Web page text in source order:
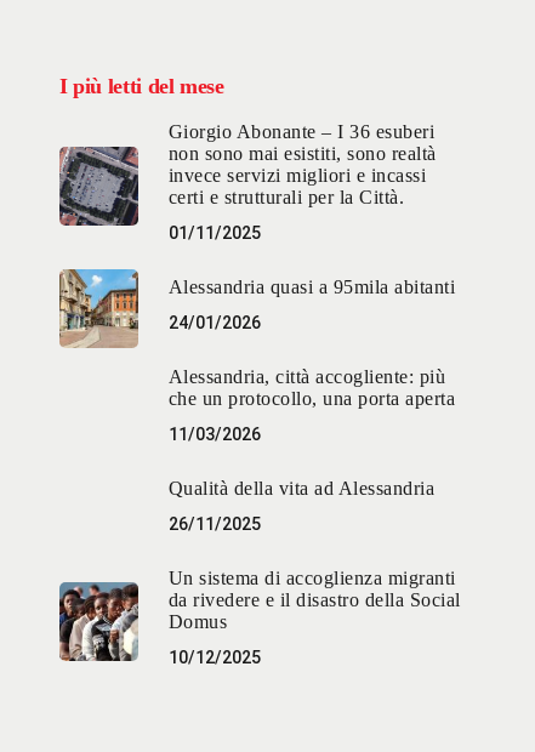
I più letti del mese
Giorgio Abonante – I 36 esuberi
non sono mai esistiti, sono realtà
invece servizi migliori e incassi
certi e strutturali per la Città.
01/11/2025
Alessandria quasi a 95mila abitanti
24/01/2026
Alessandria, città accogliente: più
che un protocollo, una porta aperta
11/03/2026
Qualità della vita ad Alessandria
26/11/2025
Un sistema di accoglienza migranti
da rivedere e il disastro della Social
Domus
10/12/2025